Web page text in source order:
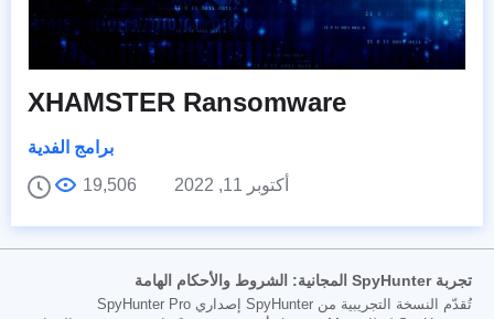
XHAMSTER Ransomware
برامج الفدية
أكتوبر 11, 2022
19,506
تجربة SpyHunter المجانية: الشروط والأحكام الهامة
تُقدّم النسخة التجريبية من SpyHunter إصداري SpyHunter Pro